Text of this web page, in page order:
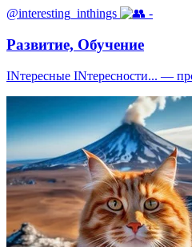
@interesting_inthings -
Развитие, Обучение
INтересные INтересности... —